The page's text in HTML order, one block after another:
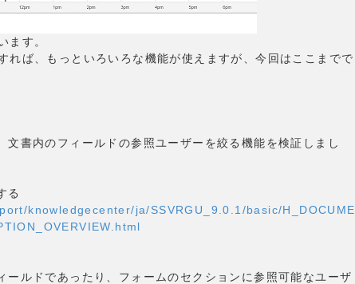
ます。
ば、もっといろいろな機能が使えますが、今回はここまでで
文書内のフィールドの参照ユーザーを絞る機能を検証 しまし
る
knowledgecenter/ja/SSVRGU_9.0.1/basic/H_DOCUME
ールドであったり、フォームのセクションに参照可能なユーザ